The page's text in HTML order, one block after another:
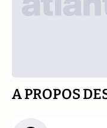
A PROPOS